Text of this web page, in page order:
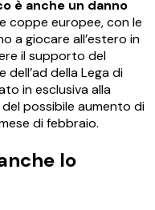
è anche un danno
coppe europee, con le
a giocare all’estero in
il supporto del
della Lega di
in esclusiva alla
possibile aumento di
di febbraio.
lo